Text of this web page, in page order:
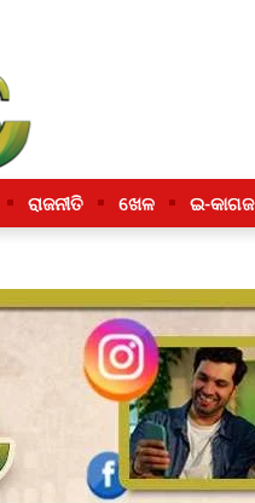
ରାଜନୀତି ଖେଳ ଇ-କାଗଜ